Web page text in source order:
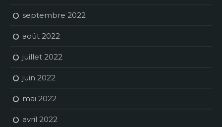
septembre 2022
août 2022
juillet 2022
juin 2022
mai 2022
avril 2022